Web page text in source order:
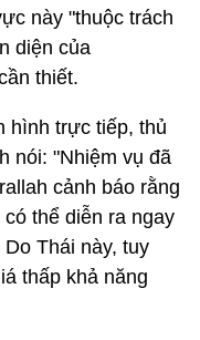
này "thuộc trách
diện của
thiết.
hình trực tiếp, thủ
nói: "Nhiệm vụ đã
cảnh báo rằng
thể diễn ra ngay
Thái này, tuy
thấp khả năng